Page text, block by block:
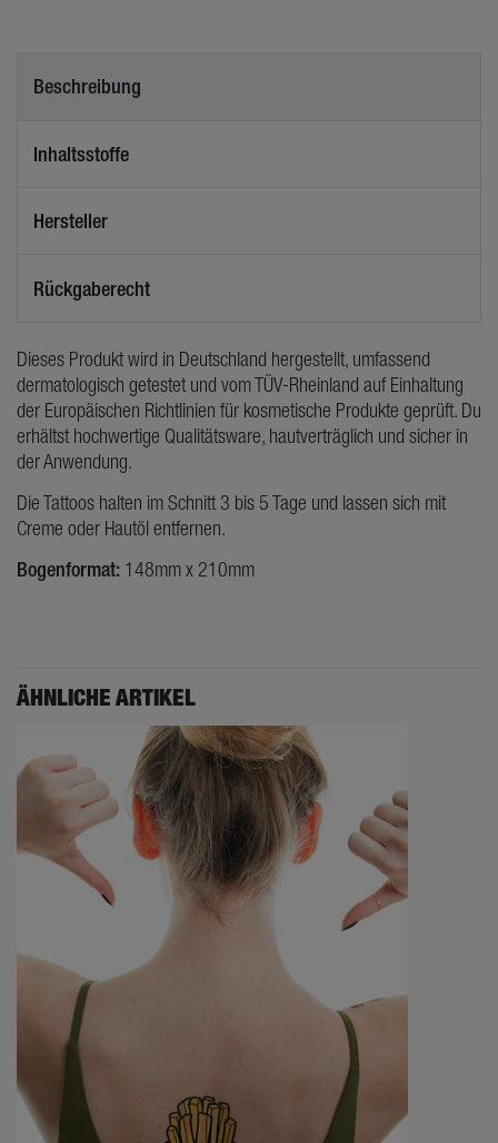
Beschreibung
Inhaltsstoffe
Hersteller
Rückgaberecht
Dieses Produkt wird in Deutschland hergestellt, umfassend
dermatologisch getestet und vom TÜV-Rheinland auf Einhaltung
der Europäischen Richtlinien für kosmetische Produkte geprüft. Du
erhältst hochwertige Qualitätsware, hautverträglich und sicher in
der Anwendung.
Die Tattoos halten im Schnitt 3 bis 5 Tage und lassen sich mit
Creme oder Hautöl entfernen.
Bogenformat: 148mm x 210mm
ÄHNLICHE ARTIKEL